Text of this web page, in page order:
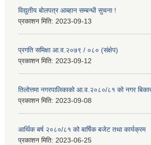
विद्युतीय बोलपत्र आब्हान सम्बन्धी सुचना !
प्रकाशन मिति: 2023-09-13
प्रगति समिक्षा आ.व.२०७९ / ०८० (संक्षेप)
प्रकाशन मिति: 2023-09-12
तिलोत्तमा नगरपालिकाको आ.व.२०८०/८१ को नगर
प्रकाशन मिति: 2023-09-08
आर्थिक बर्ष २०८०/८१ को बार्षिक बजेट तथा कार्यक्रम
प्रकाशन मिति: 2023-06-25